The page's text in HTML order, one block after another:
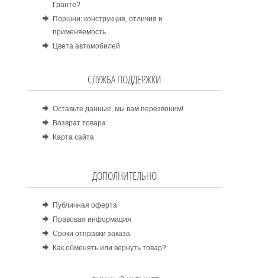
Гранте?
Поршни: конструкция, отличия и
применяемость.
Цвета автомобилей
СЛУЖБА ПОДДЕРЖКИ
Оставьте данные, мы вам перезвоним!
Возврат товара
Карта сайта
ДОПОЛНИТЕЛЬНО
Публичная оферта
Правовая информация
Сроки отправки заказа
Как обменять или вернуть товар?